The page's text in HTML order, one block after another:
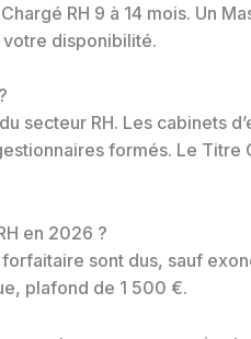
RH 9 à 14 mois. Un
disponibilité.
secteur RH. Les
formés. Le
en 2026 ?
sont dus, sauf
plafond de 1 500 €.